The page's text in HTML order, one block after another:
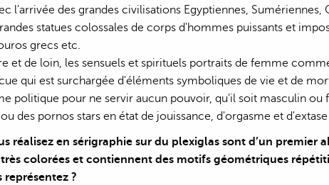
l'arrivée des grandes civilisations Egyptiennes, Sumériennes,
statues colossales de corps d'hommes puissants et
grecs etc.
et de loin, les sensuels et spirituels portraits de femme
qui est surchargée d'éléments symboliques de vie et de
politique pour ne servir aucun pouvoir, qu'il soit masculin
des pornos stars en état de jouissance, d'orgasme et d'extase
réalisez en sérigraphie sur du plexiglas sont d’un premier
très colorées et contiennent des motifs géométriques
représentez ?